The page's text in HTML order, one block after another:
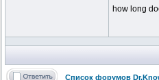
how long
Список форумов